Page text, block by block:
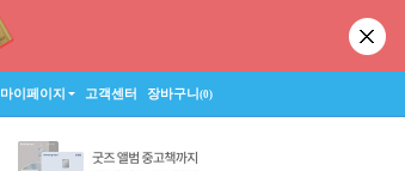
마이페이지 고객센터 장바구니(0)